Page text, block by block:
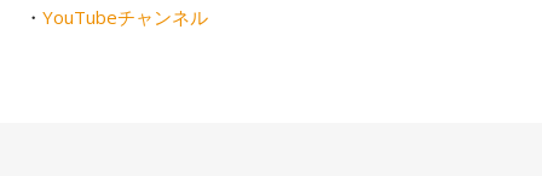
・ YouTubeチャンネル